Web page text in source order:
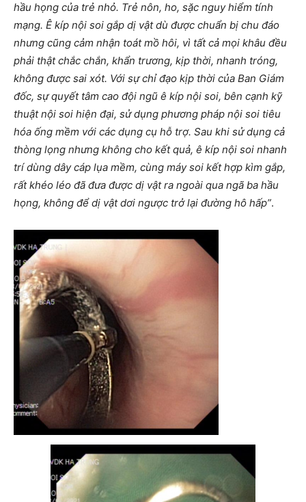
hầu họng của trẻ nhỏ. Trẻ nôn, ho, sặc nguy hiểm tính
mạng. Ê kíp nội soi gắp dị vật dù được chuẩn bị chu đáo
nhưng cũng cảm nhận toát mồ hôi, vì tất cả mọi khâu đều
phải thật chắc chắn, khẩn trương, kịp thời, nhanh tróng,
không được sai xót. Với sự chỉ đạo kịp thời của Ban Giám
đốc, sự quyết tâm cao đội ngũ ê kíp nội soi, bên cạnh kỹ
thuật nội soi hiện đại, sử dụng phương pháp nội soi tiêu
hóa ống mềm với các dụng cụ hỗ trợ. Sau khi sử dụng cả
thòng lọng nhưng không cho kết quả, ê kíp nội soi nhanh
trí dùng dây cáp lụa mềm, cùng máy soi kết hợp kìm gắp,
rất khéo léo đã đưa được dị vật ra ngoài qua ngã ba hầu
họng, không để dị vật dơi ngược trở lại đường hô hấp”.